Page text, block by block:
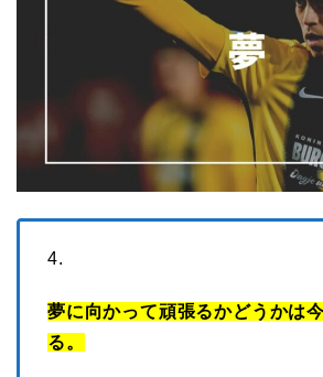
4.
夢に向かって頑張るかどうかは
る。